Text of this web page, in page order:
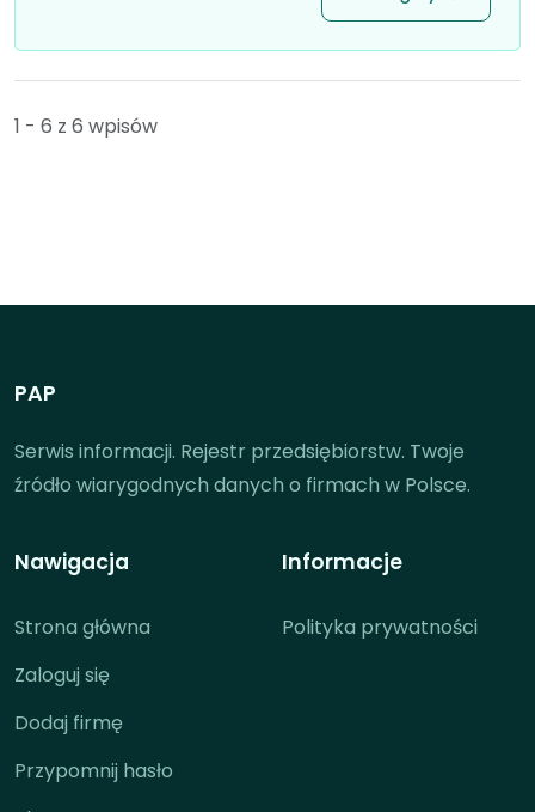
1 - 6 z 6 wpisów
PAP
Serwis informacji. Rejestr przedsiębiorstw. Twoje
źródło wiarygodnych danych o firmach w Polsce.
Nawigacja
Strona główna
Zaloguj się
Dodaj firmę
Przypomnij hasło
Informacje
Polityka prywatności